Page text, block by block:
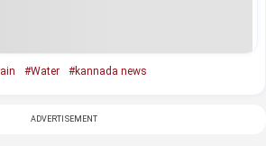
#Water #kannada news
ADVERTISEMENT